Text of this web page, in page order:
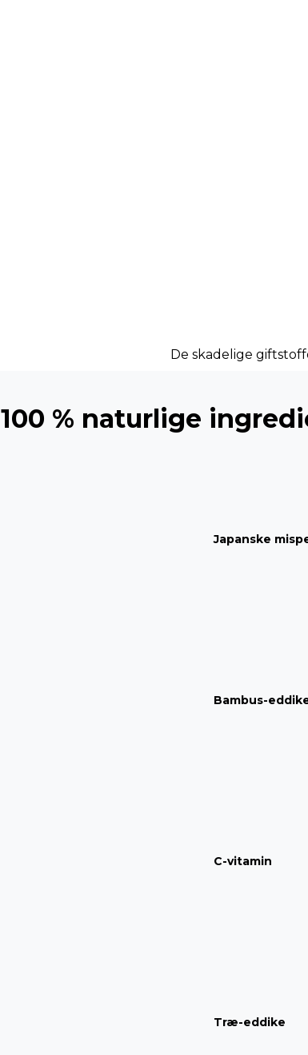
De skadelige
100 % naturlige
Japanske
Bambus-
C-vitamin
Træ-eddike